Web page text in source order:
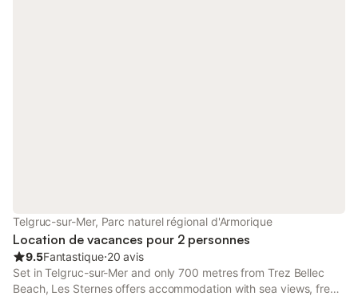
Telgruc-sur-Mer, Parc naturel régional d'Armorique
Location de vacances pour 2 personnes
9.5Fantastique⋅20 avis
Set in Telgruc-sur-Mer and only 700 metres from Trez Bellec
Beach, Les Sternes offers accommodation with sea views, free